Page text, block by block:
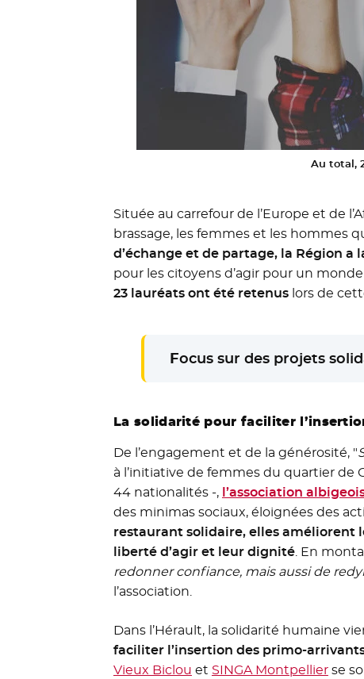
Au total,
Située au carrefour de l’Europe et de
brassage, les femmes et les hommes
d’échange et de partage, la Région
pour les citoyens d’agir pour un
23 lauréats ont été retenuslors de
Focus sur des projets
La solidarité pour faciliter
De l’engagement et de la générosité, "
à l’initiative de femmes du quartier
44 nationalités -, l’association
des minimas sociaux, éloignées des
restaurant solidaire, elles améliorent
liberté d’agir et leur dignité. En
redonner confiance, mais aussi de
l’association.
Dans l’Hérault, la solidarité humaine
faciliter l’insertion des primo-
Vieux Biclou - Nouvelle fenêtre
et SINGA Montpellier-
se